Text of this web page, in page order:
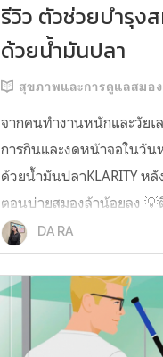
รีวิว ตัวช่วยบำรุง
ด้วยน้ำมันปลา
สุขภาพและการดูแลสมอง
จากคนทำงานหนักและวัยเ
การกินและงดหน้าจอในวัน
ด้วยน้ำมันปลาKLARITY ห
ตอนบ่ายสมองล้าน้อยลง
หัว 💡ไอเดียไม่ตัน ยิ่งทำง
ว่าควรมี ชอบตรงที่ไม่มีกลิ่
ตั้งแต่เคยกินน้ำมันปลามาเ
DA RA